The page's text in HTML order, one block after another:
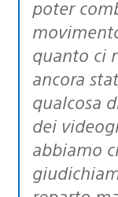
poter
quanto ci
ancora
qualcosa
dei
abbiamo